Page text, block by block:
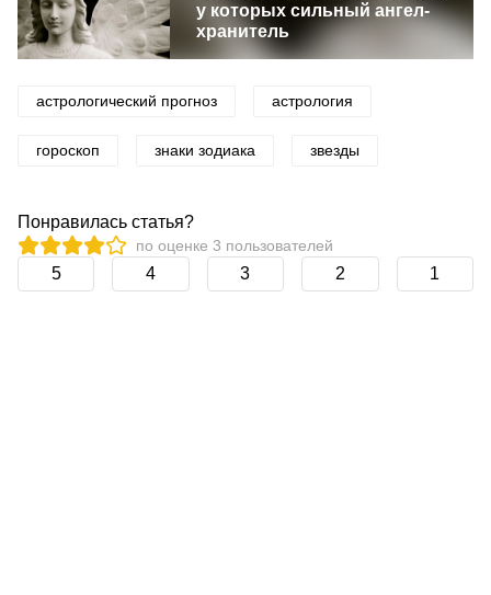
у которых сильный ангел-
хранитель
астрологический прогноз астрология
гороскоп знаки зодиака звезды
Понравилась статья?
по оценке 3 пользователей
5 4 3 2 1